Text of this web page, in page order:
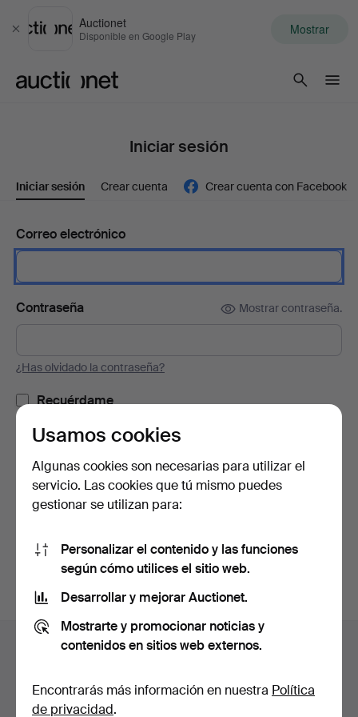
Cerrar
Auctionet
Disponible en Google Play Mostrar
Iniciar sesión
Iniciar sesión Crear cuenta Crear cuenta con Facebook
Correo electrónico
Contraseña Mostrar contraseña.
¿Has olvidado la contraseña?
Recuérdame
o iniciar sesión a través de Facebook
Navegación
pie
Ayuda y contacto
Todas las casas de subastas
Usamos cookies
Algunas cookies son necesarias para utilizar el
servicio. Las cookies que tú mismo puedes
gestionar se utilizan para:
Personalizar el contenido y las funciones
según cómo utilices el sitio web.
Desarrollar y mejorar Auctionet.
Mostrarte y promocionar noticias y
contenidos en sitios web externos.
Encontrarás más información en nuestra Política
de privacidad.